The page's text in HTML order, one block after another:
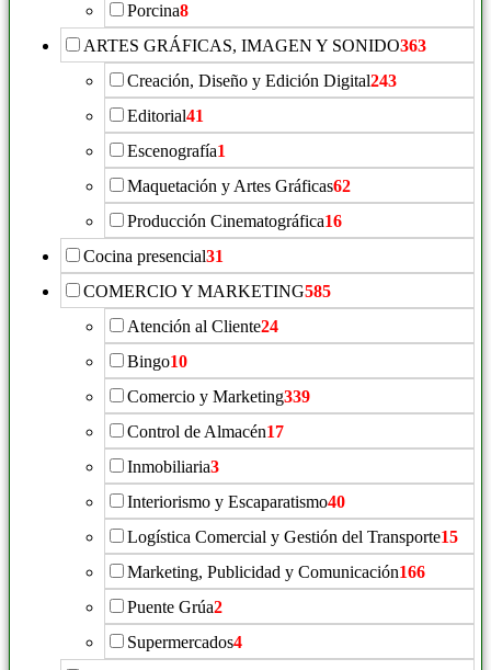
Porcina8
ARTES GRÁFICAS, IMAGEN Y SONIDO363
Creación, Diseño y Edición Digital243
Editorial41
Escenografía1
Maquetación y Artes Gráficas62
Producción Cinematográfica16
Cocina presencial31
COMERCIO Y MARKETING585
Atención al Cliente24
Bingo10
Comercio y Marketing339
Control de Almacén17
Inmobiliaria3
Interiorismo y Escaparatismo40
Logística Comercial y Gestión del Transporte15
Marketing, Publicidad y Comunicación166
Puente Grúa2
Supermercados4